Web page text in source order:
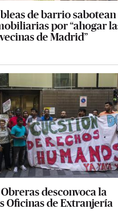
de barrio sabotean
por “ahogar
de Madrid”
desconvoca la
Oficinas de Extranjería